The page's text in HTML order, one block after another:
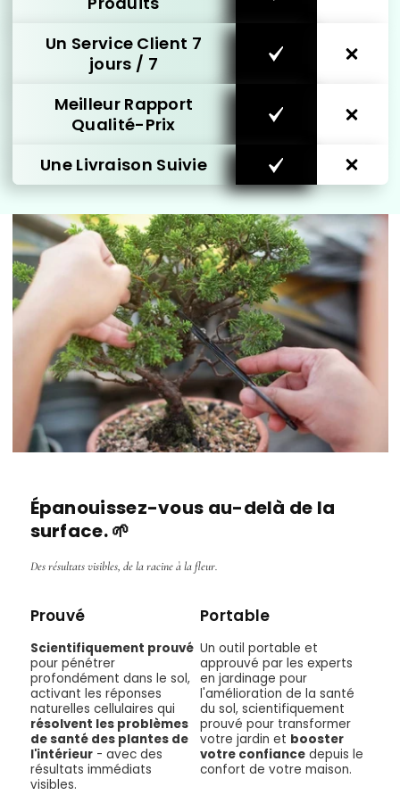
Un Service Client 7
jours / 7
Meilleur Rapport
Qualité-Prix
Une Livraison Suivie
Épanouissez-vous au-delà de la
surface. 🌱
Des résultats visibles, de la racine à la fleur.
Prouvé
Scientifiquement prouvé
pour pénétrer
profondément dans le sol,
activant les réponses
naturelles cellulaires qui
résolvent les problèmes
de santé des plantes de
l'intérieur- avec des
résultats immédiats
visibles.
Portable
Un outil portable et
approuvé par les experts
en jardinage pour
l'amélioration de la santé
du sol, scientifiquement
prouvé pour transformer
votre jardin et booster
votre confiance depuis le
confort de votre maison.